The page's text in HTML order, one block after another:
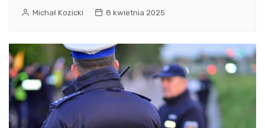
Michał Kozicki 8 kwietnia 2025